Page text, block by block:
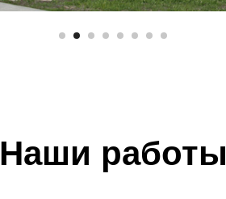
Наши работы